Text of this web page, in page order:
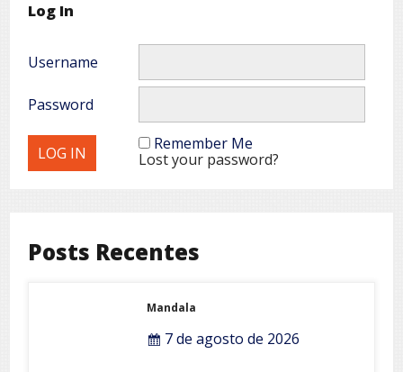
Log In
Username
Password
Remember Me
Lost your password?
Posts Recentes
Mandala
7 de agosto de 2026